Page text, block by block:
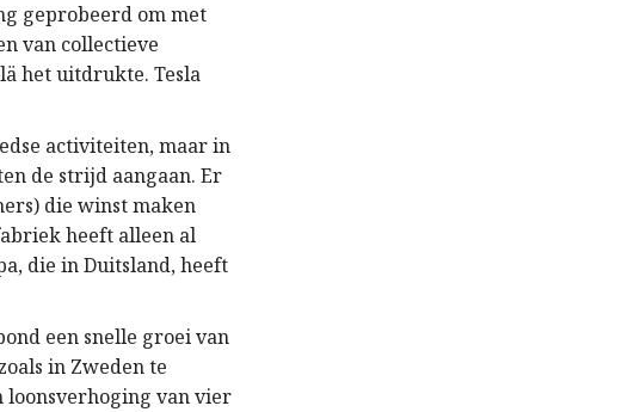
geprobeerd om met
van collectieve
het uitdrukte. Tesla
activiteiten, maar in
de strijd aangaan. Er
die winst maken
heeft alleen al
die in Duitsland, heeft
een snelle groei van
in Zweden te
loonsverhoging van vier